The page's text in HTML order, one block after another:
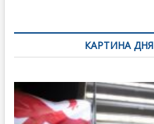
больше
КАРТИНА ДНЯ